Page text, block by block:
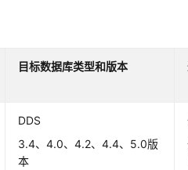
目标数据库类型和版本
DDS
3.4、4.0、4.2、4.4、5.0版
本